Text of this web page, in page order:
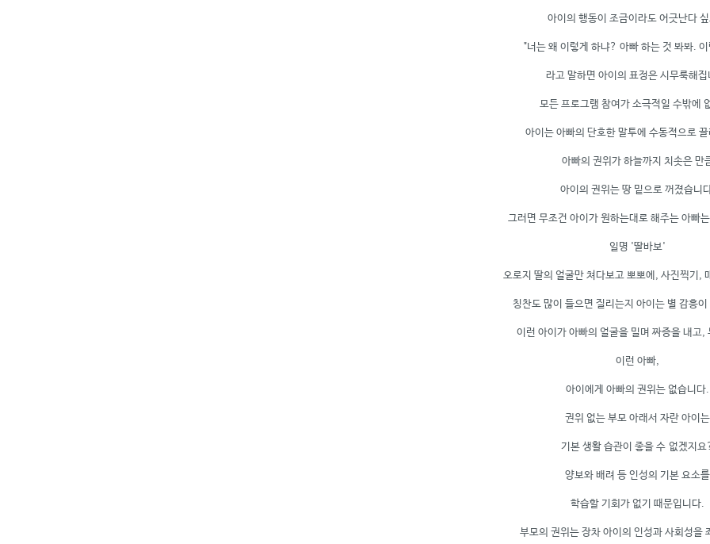
아이의 행동이 조금이라도 어긋난다
"너는 왜 이렇게 하냐? 아빠 하는 것 봐봐.
라고 말하면 아이의 표정은 시무룩해집
모든 프로그램 참여가 소극적일 수밖에
아이는 아빠의 단호한 말투에 수동적으로
아빠의 권위가 하늘까지 치솟은 만
아이의 권위는 땅 밑으로 꺼졌습니
그러면 무조건 아이가 원하는대로 해주는 아빠
일명 '딸바보'
오로지 딸의 얼굴만 쳐다보고 뽀뽀에, 사진찍기,
칭찬도 많이 들으면 질리는지 아이는 별 감흥
이런 아이가 아빠의 얼굴을 밀며 짜증을 내고,
이런 아빠,
아이에게 아빠의 권위는 없습니다.
권위 없는 부모 아래서 자란 아이는
기본 생활 습관이 좋을 수 없겠지요
양보와 배려 등 인성의 기본 요소를
학습할 기회가 없기 때문입니다.
부모의 권위는 장차 아이의 인성과 사회성을